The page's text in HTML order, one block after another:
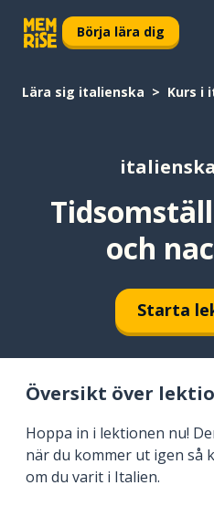
Börja lära dig
Lära sig italienska Kurs i
och
Starta
Översikt över
Hoppa in i lektionen nu!
när du kommer ut igen så
om du varit i Italien.